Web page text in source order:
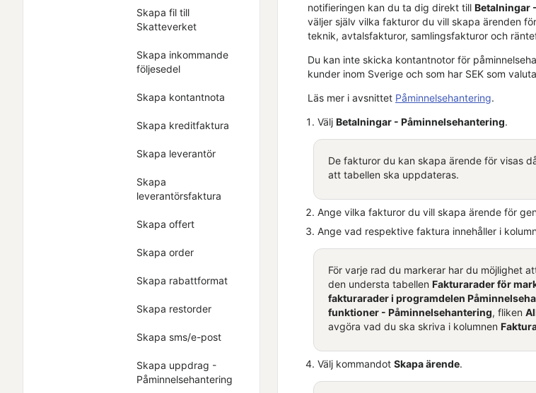
Skapa fil till
Skatteverket
Skapa inkommande
följesedel
Skapa kontantnota
Skapa kreditfaktura
Skapa leverantör
Skapa
leverantörsfaktura
Skapa offert
Skapa order
Skapa rabattformat
Skapa restorder
Skapa sms/e-post
Skapa uppdrag -
Påminnelsehantering
notifieringen kan du ta dig direkt till Betalningar -
väljer själv vilka fakturor du vill skapa ärenden
teknik, avtalsfakturor, samlingsfakturor och
Du kan inte skicka kontantnotor för
kunder inom Sverige och som har SEK som
Läs mer i avsnittet Påminnelsehantering.
Välj Betalningar - Påminnelsehantering.
De fakturor du kan skapa ärende för visas
att tabellen ska uppdateras.
Ange vilka fakturor du vill skapa ärende för
Ange vad respektive faktura innehåller i
För varje rad du markerar har du möjlighet
den understa tabellenFakturarader för
fakturarader i programdelen
funktioner -Påminnelsehantering, fliken
avgöra vad du ska skriva i kolumnen
Välj kommandot Skapa ärende.